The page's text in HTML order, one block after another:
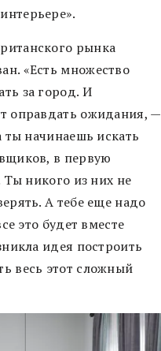
рынка
«Есть множество
за город. И
оправдать ожидания, —
начинаешь искать
в первую
Ты никого из них не
А тебе еще надо
это будет вместе
идея построить
весь этот сложный